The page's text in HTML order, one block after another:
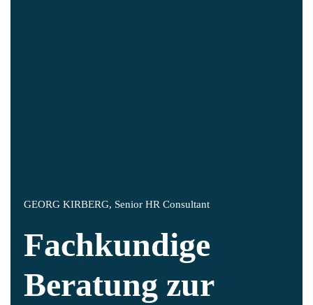
GEORG KIRBERG, Senior HR Consultant
Fachkundige
Beratung zur